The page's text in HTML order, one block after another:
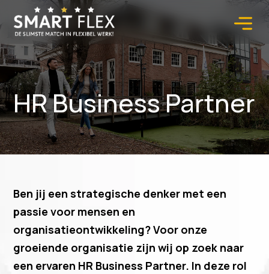
HR Business Partner
Ben jij een strategische denker met een
passie voor mensen en
organisatieontwikkeling? Voor onze
groeiende organisatie zijn wij op zoek naar
een ervaren HR Business Partner. In deze rol